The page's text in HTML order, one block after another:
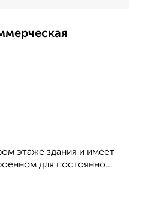
этаже здания и имеет
для постоянно...